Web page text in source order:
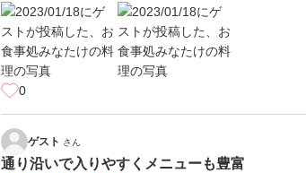
0
ゲスト さん
通り沿いで入りやすくメニューも豊富